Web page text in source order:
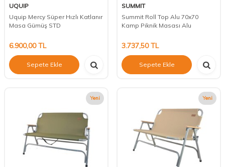
UQUIP
Uquip Mercy Süper Hızlı Katlanır
Masa Gümüş STD
6.900,00TL
Sepete Ekle
SUMMIT
Summit Roll Top Alu 70x70
Kamp Piknik Masası Alu
3.737,50TL
Sepete Ekle
Yeni Yeni